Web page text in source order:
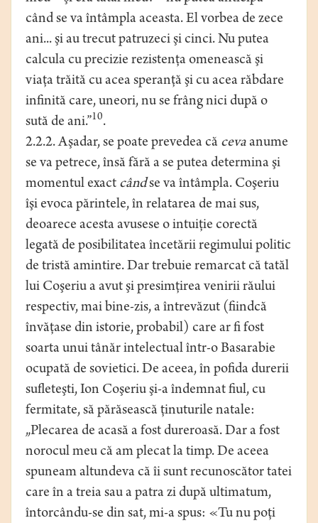
când se va întâmpla aceasta. El vorbea de zece
ani... şi au trecut patruzeci şi cinci. Nu putea
calcula cu precizie rezistenţa omenească şi
viaţa trăită cu acea speranţă şi cu acea răbdare
infinită care, uneori, nu se frâng nici după o
sută de ani.”10.
2.2.2. Aşadar, se poate prevedea că cevaanume
se va petrece, însă fără a se putea determina şi
momentul exact cândse va întâmpla. Coşeriu
îşi evoca părintele, în relatarea de mai sus,
deoarece acesta avusese o intuiţie corectă
legată de posibilitatea încetării regimului politic
de tristă amintire. Dar trebuie remarcat că tatăl
lui Coşeriu a avut şi presimţirea venirii răului
respectiv, mai bine-zis, a întrevăzut (fiindcă
învăţase din istorie, probabil) care ar fi fost
soarta unui tânăr intelectual într-o Basarabie
ocupată de sovietici. De aceea, în pofida durerii
sufleteşti, Ion Coşeriu şi-a îndemnat fiul, cu
fermitate, să părăsească ţinuturile natale:
„Plecarea de acasă a fost dureroasă. Dar a fost
norocul meu că am plecat la timp. De aceea
spuneam altundeva că îi sunt recunoscător tatei
care în a treia sau a patra zi după ultimatum,
întorcându-se din sat, mi-a spus: «Tu nu poţi